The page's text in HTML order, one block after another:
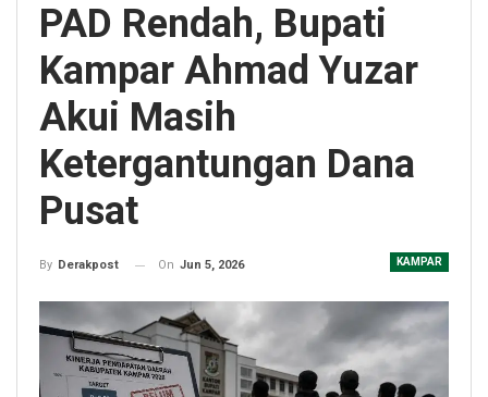
PAD Rendah, Bupati
Kampar Ahmad Yuzar
Akui Masih
Ketergantungan Dana
Pusat
KAMPAR
By Derakpost On Jun 5, 2026